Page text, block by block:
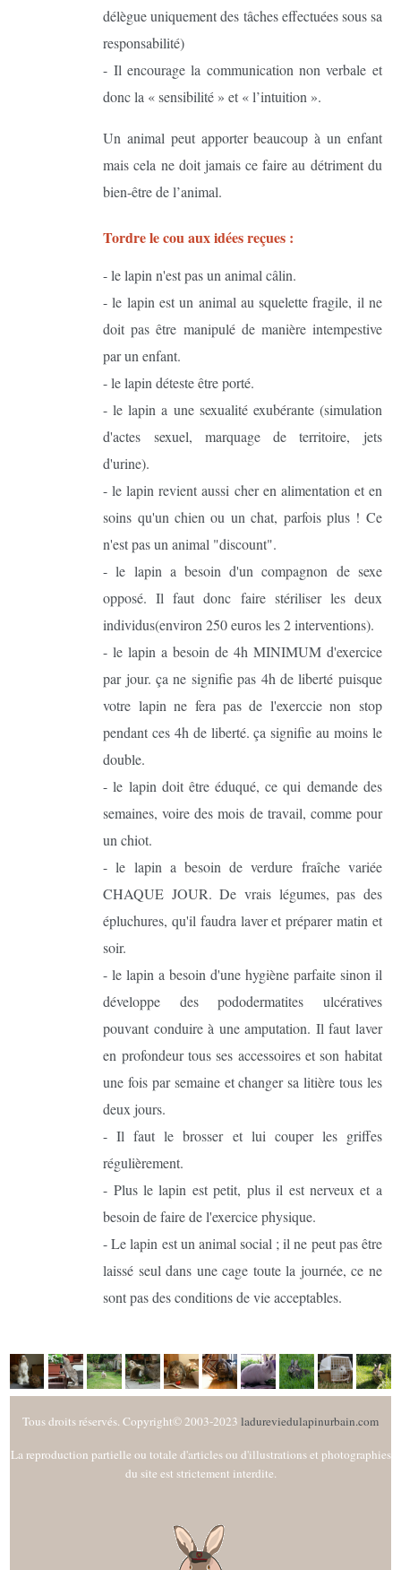
délègue uniquement des tâches effectuées sous sa
responsabilité)
- Il encourage la communication non verbale et
donc la « sensibilité » et « l’intuition ».
Un animal peut apporter beaucoup à un enfant
mais cela ne doit jamais ce faire au détriment du
bien-être de l’animal.
Tordre le cou aux idées reçues :
- le lapin n'est pas un animal câlin.
- le lapin est un animal au squelette fragile, il ne
doit pas être manipulé de manière intempestive
par un enfant.
- le lapin déteste être porté.
- le lapin a une sexualité exubérante (simulation
d'actes sexuel, marquage de territoire, jets
d'urine).
- le lapin revient aussi cher en alimentation et en
soins qu'un chien ou un chat, parfois plus ! Ce
n'est pas un animal "discount".
- le lapin a besoin d'un compagnon de sexe
opposé. Il faut donc faire stériliser les deux
individus(environ 250 euros les 2 interventions).
- le lapin a besoin de 4h MINIMUM d'exercice
par jour. ça ne signifie pas 4h de liberté puisque
votre lapin ne fera pas de l'exerccie non stop
pendant ces 4h de liberté. ça signifie au moins le
double.
- le lapin doit être éduqué, ce qui demande des
semaines, voire des mois de travail, comme pour
un chiot.
- le lapin a besoin de verdure fraîche variée
CHAQUE JOUR. De vrais légumes, pas des
épluchures, qu'il faudra laver et préparer matin et
soir.
- le lapin a besoin d'une hygiène parfaite sinon il
développe des pododermatites ulcératives
pouvant conduire à une amputation. Il faut laver
en profondeur tous ses accessoires et son habitat
une fois par semaine et changer sa litière tous les
deux jours.
- Il faut le brosser et lui couper les griffes
régulièrement.
- Plus le lapin est petit, plus il est nerveux et a
besoin de faire de l'exercice physique.
- Le lapin est un animal social ; il ne peut pas être
laissé seul dans une cage toute la journée, ce ne
sont pas des conditions de vie acceptables.
Tous droits réservés. Copyright© 2003-2023 ladureviedulapinurbain.com
La reproduction partielle ou totale d'articles ou d'illustrations et photographies
du site est strictement interdite.